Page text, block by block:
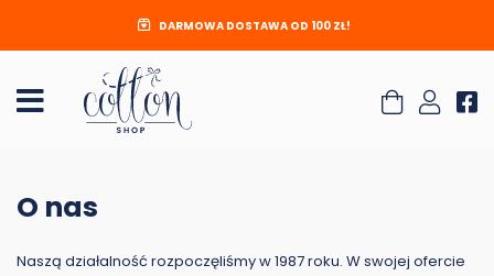
DARMOWA DOSTAWA OD 100 ZŁ!
O nas
Naszą działalność rozpoczęliśmy w 1987 roku. W swojej ofercie